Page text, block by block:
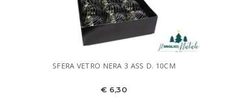
SFERA VETRO NERA 3 ASS D. 10CM
€ 6,30